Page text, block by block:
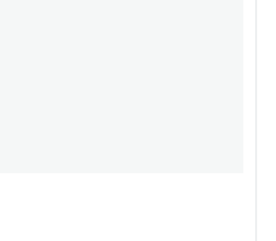
je 5,0 z 5 hvězdiček.